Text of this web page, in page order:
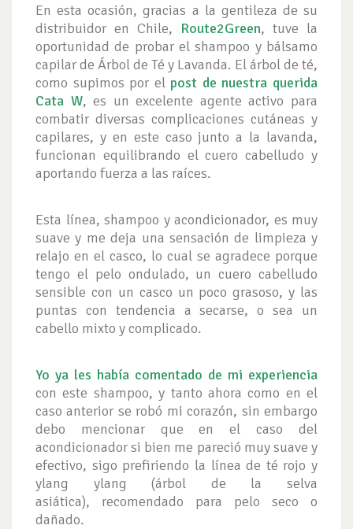
En esta ocasión, gracias a la gentileza de su
distribuidor en Chile, Route2Green, tuve la
oportunidad de probar el shampoo y bálsamo
capilar de Árbol de Té y Lavanda. El árbol de té,
como supimos por el post de nuestra querida
Cata W, es un excelente agente activo para
combatir diversas complicaciones cutáneas y
capilares, y en este caso junto a la lavanda,
funcionan equilibrando el cuero cabelludo y
aportando fuerza a las raíces.
Esta línea, shampoo y acondicionador, es muy
suave y me deja una sensación de limpieza y
relajo en el casco, lo cual se agradece porque
tengo el pelo ondulado, un cuero cabelludo
sensible con un casco un poco grasoso, y las
puntas con tendencia a secarse, o sea un
cabello mixto y complicado.
Yo ya les había comentado de mi experiencia
con este shampoo, y tanto ahora como en el
caso anterior se robó mi corazón, sin embargo
debo mencionar que en el caso del
acondicionador si bien me pareció muy suave y
efectivo, sigo prefiriendo la línea de té rojo y
ylang ylang (árbol de la selva
asiática), recomendado para pelo seco o
dañado.